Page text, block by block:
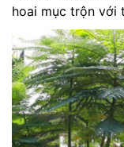
hoai mục trộn với